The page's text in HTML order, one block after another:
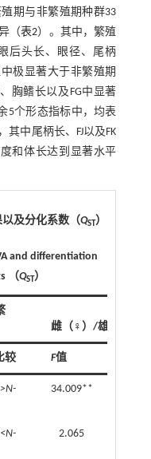
期与非繁殖期种群33
（表2）。其中，繁殖
后头长、眼径、尾柄
极显著大于非繁殖期
胸鳍长以及FG中显著
5个形态指标中，均表
中尾柄长、FJ以及FK
和体长达到显著水平
及分化系数（QST）
and differentiation
（QST）
雌（♀）/雄（♂）
较 F值
34.009**
2.065